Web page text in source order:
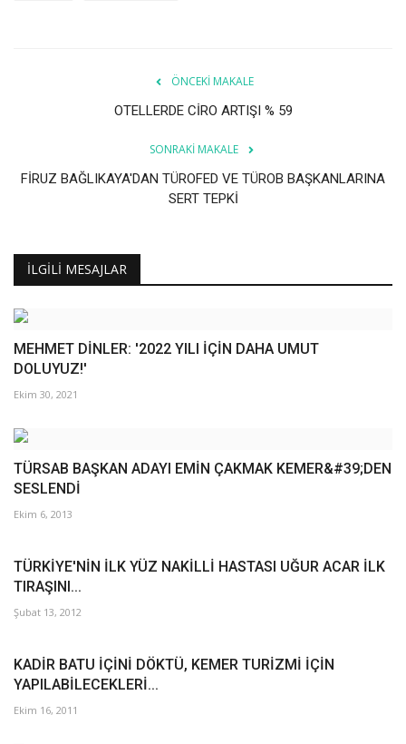
ÖNCEKI MAKALE
OTELLERDE CİRO ARTIŞI % 59
SONRAKI MAKALE
FİRUZ BAĞLIKAYA'DAN TÜROFED VE TÜROB BAŞKANLARINA
SERT TEPKİ
İLGILI MESAJLAR
MEHMET DİNLER: '2022 YILI İÇİN DAHA UMUT
DOLUYUZ!'
Ekim 30, 2021
TÜRSAB BAŞKAN ADAYI EMİN ÇAKMAK KEMER&#39;DEN
SESLENDİ
Ekim 6, 2013
TÜRKİYE'NİN İLK YÜZ NAKİLLİ HASTASI UĞUR ACAR İLK
TIRAŞINI...
Şubat 13, 2012
KADİR BATU İÇİNİ DÖKTÜ, KEMER TURİZMİ İÇİN
YAPILABİLECEKLERİ...
Ekim 16, 2011